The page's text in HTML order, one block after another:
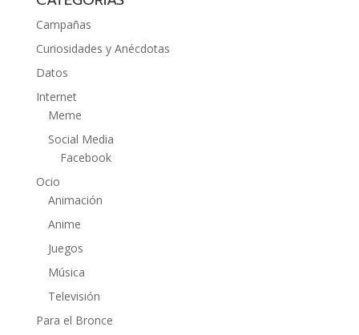
Campañas
Curiosidades y Anécdotas
Datos
Internet
Meme
Social Media
Facebook
Ocio
Animación
Anime
Juegos
Música
Televisión
Para el Bronce